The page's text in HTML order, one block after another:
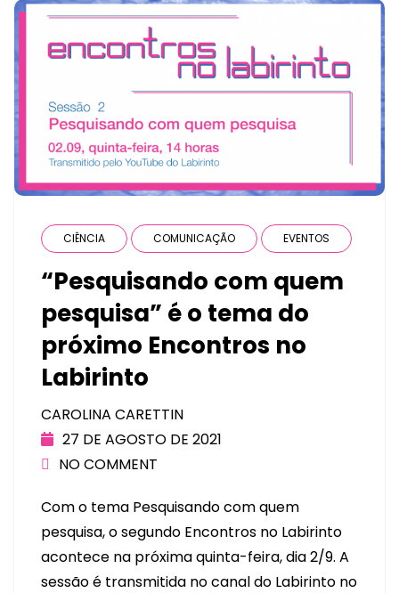
CIÊNCIA COMUNICAÇÃO EVENTOS
“Pesquisando com quem
pesquisa” é o tema do
próximo Encontros no
Labirinto
CAROLINA CARETTIN
27 DE AGOSTO DE 2021
NO COMMENT
Com o tema Pesquisando com quem
pesquisa, o segundo Encontros no Labirinto
acontece na próxima quinta-feira, dia 2/9. A
sessão é transmitida no canal do Labirinto no